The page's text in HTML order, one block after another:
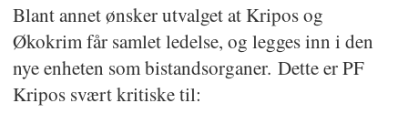
Blant annet ønsker utvalget at Kripos og
Økokrim får samlet ledelse, og legges inn i den
nye enheten som bistandsorganer. Dette er PF
Kripos svært kritiske til: